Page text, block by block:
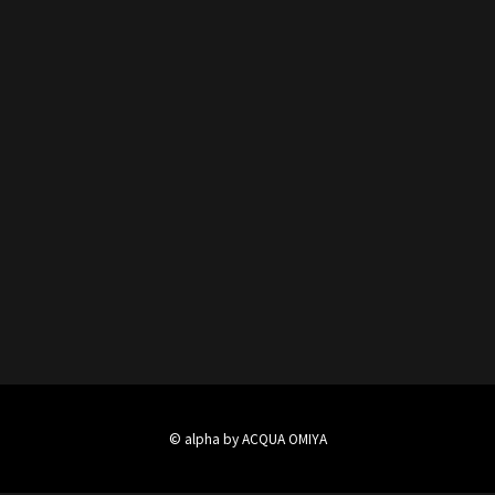
© alpha by ACQUA OMIYA